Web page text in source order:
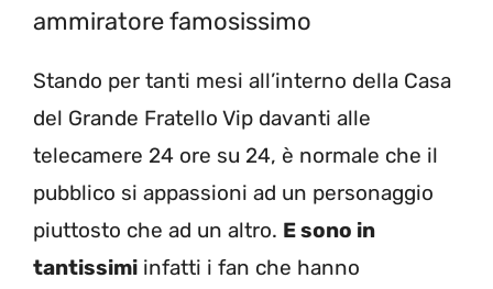
ammiratore famosissimo
Stando per tanti mesi all’interno della Casa
del Grande Fratello Vip davanti alle
telecamere 24 ore su 24, è normale che il
pubblico si appassioni ad un personaggio
piuttosto che ad un altro. E sono in
tantissimi infatti i fan che hanno